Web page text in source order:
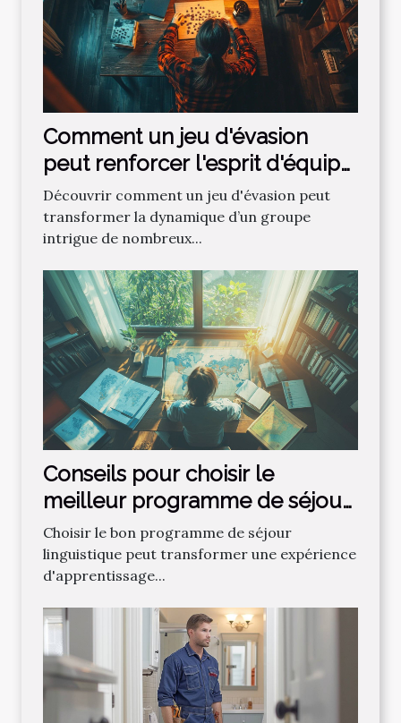
Comment un jeu d'évasion
peut renforcer l'esprit d'équipe
?
Découvrir comment un jeu d'évasion peut
transformer la dynamique d’un groupe
intrigue de nombreux...
Conseils pour choisir le
meilleur programme de séjour
linguistique
Choisir le bon programme de séjour
linguistique peut transformer une expérience
d'apprentissage...